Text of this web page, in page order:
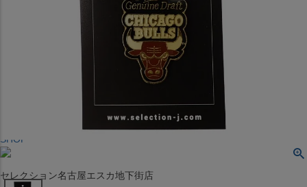
営業：土・日・祝日のみ 12:00-18:00
東京都千代田区神田三崎町２丁目２２−１ 1F
SHOP
セレクション名古屋エスカ地下街店